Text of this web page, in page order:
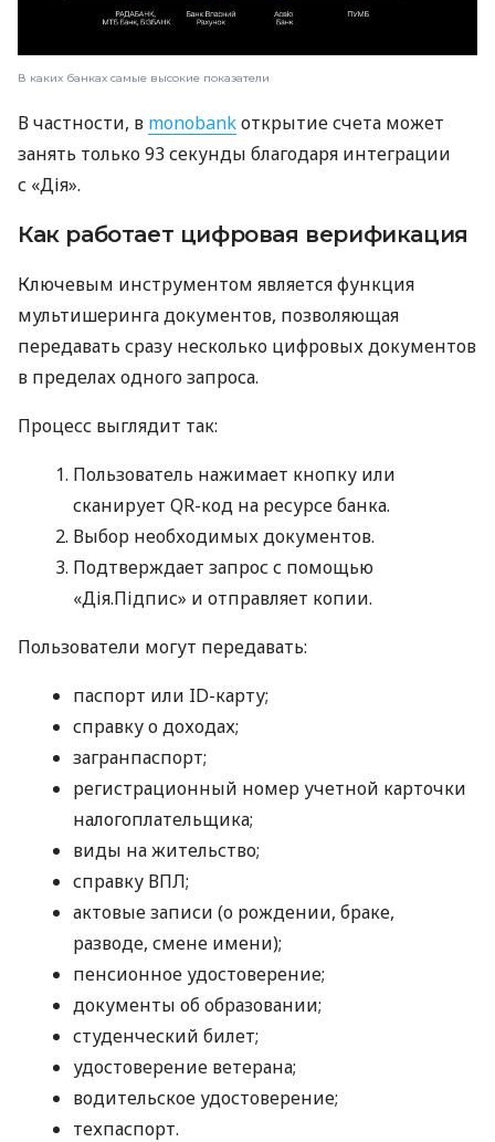
В каких банках самые высокие показатели
В частности, в monobankоткрытие счета может
занять только 93 секунды благодаря интеграции
с «Дія».
Как работает цифровая верификация
Ключевым инструментом является функция
мультишеринга документов, позволяющая
передавать сразу несколько цифровых документов
в пределах одного запроса.
Процесс выглядит так:
Пользователь нажимает кнопку или
сканирует QR-код на ресурсе банка.
Выбор необходимых документов.
Подтверждает запрос с помощью
«Дія.Підпис» и отправляет копии.
Пользователи могут передавать:
паспорт или ID-карту;
справку о доходах;
загранпаспорт;
регистрационный номер учетной карточки
налогоплательщика;
виды на жительство;
справку ВПЛ;
актовые записи (о рождении, браке,
разводе, смене имени);
пенсионное удостоверение;
документы об образовании;
студенческий билет;
удостоверение ветерана;
водительское удостоверение;
техпаспорт.